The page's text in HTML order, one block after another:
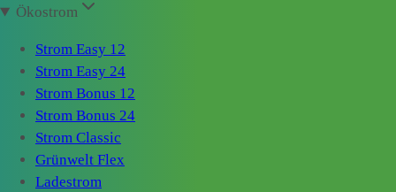
Ökostrom
Strom Easy 12
Strom Easy 24
Strom Bonus 12
Strom Bonus 24
Strom Classic
Grünwelt Flex
Ladestrom